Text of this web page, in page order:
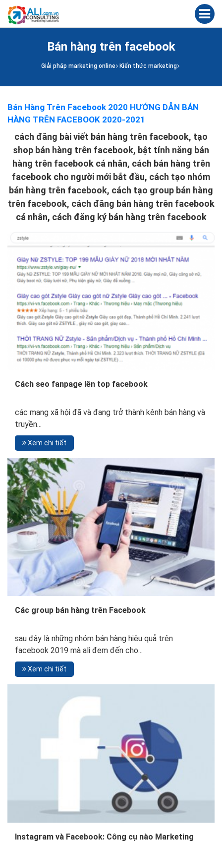
Bán hàng trên facebook
Giải pháp marketing online Kiến thức marketing
Bán Hàng Trên Facebook 2020 HƯỚNG DẪN BÁN
HÀNG TRÊN FACEBOOK 2020-2021
cách đăng bài viết bán hàng trên facebook, tạo
shop bán hàng trên facebook, bật tính năng bán
hàng trên facebook cá nhân, cách bán hàng trên
facebook cho người mới bắt đầu, cách tạo nhóm
bán hàng trên facebook, cách tạo group bán hàng
trên facebook, cách đăng bán hàng trên facebook
cá nhân, cách đăng ký bán hàng trên facebook
Cách seo fanpage lên top facebook
các mạng xã hội đã và đang trở thành kênh bán hàng và
truyền...
Xem chi tiết
Các group bán hàng trên Facebook
sau đây là những nhóm bán hàng hiệu quả trên
facebook 2019 mà ali đem đến cho...
Xem chi tiết
Instagram và Facebook: Công cụ nào Marketing